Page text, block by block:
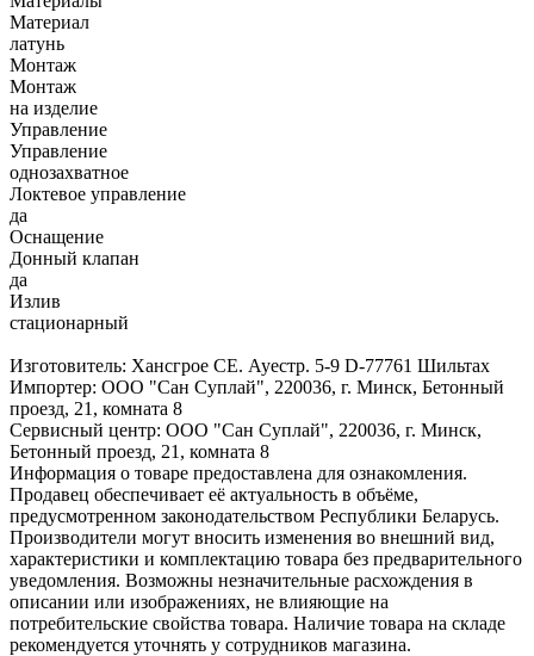
Материал
латунь
Монтаж
Монтаж
на изделие
Управление
Управление
однозахватное
Локтевое управление
да
Оснащение
Донный клапан
да
Излив
стационарный
Изготовитель: Хансгрое СЕ. Ауестр. 5-9 D-77761 Шильтах
Импортер: ООО "Сан Суплай", 220036, г. Минск, Бетонный
проезд, 21, комната 8
Сервисный центр: ООО "Сан Суплай", 220036, г. Минск,
Бетонный проезд, 21, комната 8
Информация о товаре предоставлена для ознакомления.
Продавец обеспечивает её актуальность в объёме,
предусмотренном законодательством Республики Беларусь.
Производители могут вносить изменения во внешний вид,
характеристики и комплектацию товара без предварительного
уведомления. Возможны незначительные расхождения в
описании или изображениях, не влияющие на
потребительские свойства товара. Наличие товара на складе
рекомендуется уточнять у сотрудников магазина.